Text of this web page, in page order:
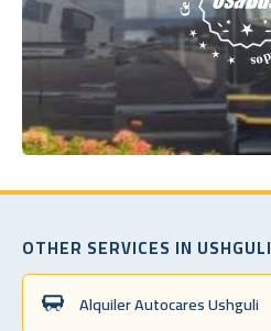
OTHER SERVICES IN USHGULI
Alquiler Autocares Ushguli